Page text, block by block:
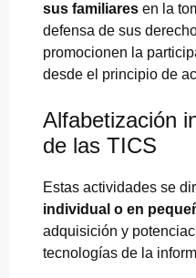
sus familiares en la
defensa de sus
promocionen la
desde el principio de
Alfabetización
de las TICS
Estas actividades se
individual o en
adquisición y
tecnologías de la